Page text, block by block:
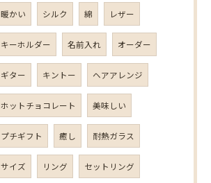
暖かい シルク 綿 レザー
キーホルダー 名前入れ オーダー
ギター キントー ヘアアレンジ
ホットチョコレート 美味しい
プチギフト 癒し 耐熱ガラス
サイズ リング セットリング